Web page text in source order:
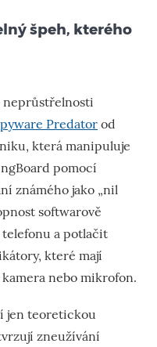
špeh, kterého
neprůstřelnosti
Predator od
která manipuluje
pomocí
známého jako „nil
softwarově
a potlačit
které mají
nebo mikrofon.
jen teoretickou
zneužívání